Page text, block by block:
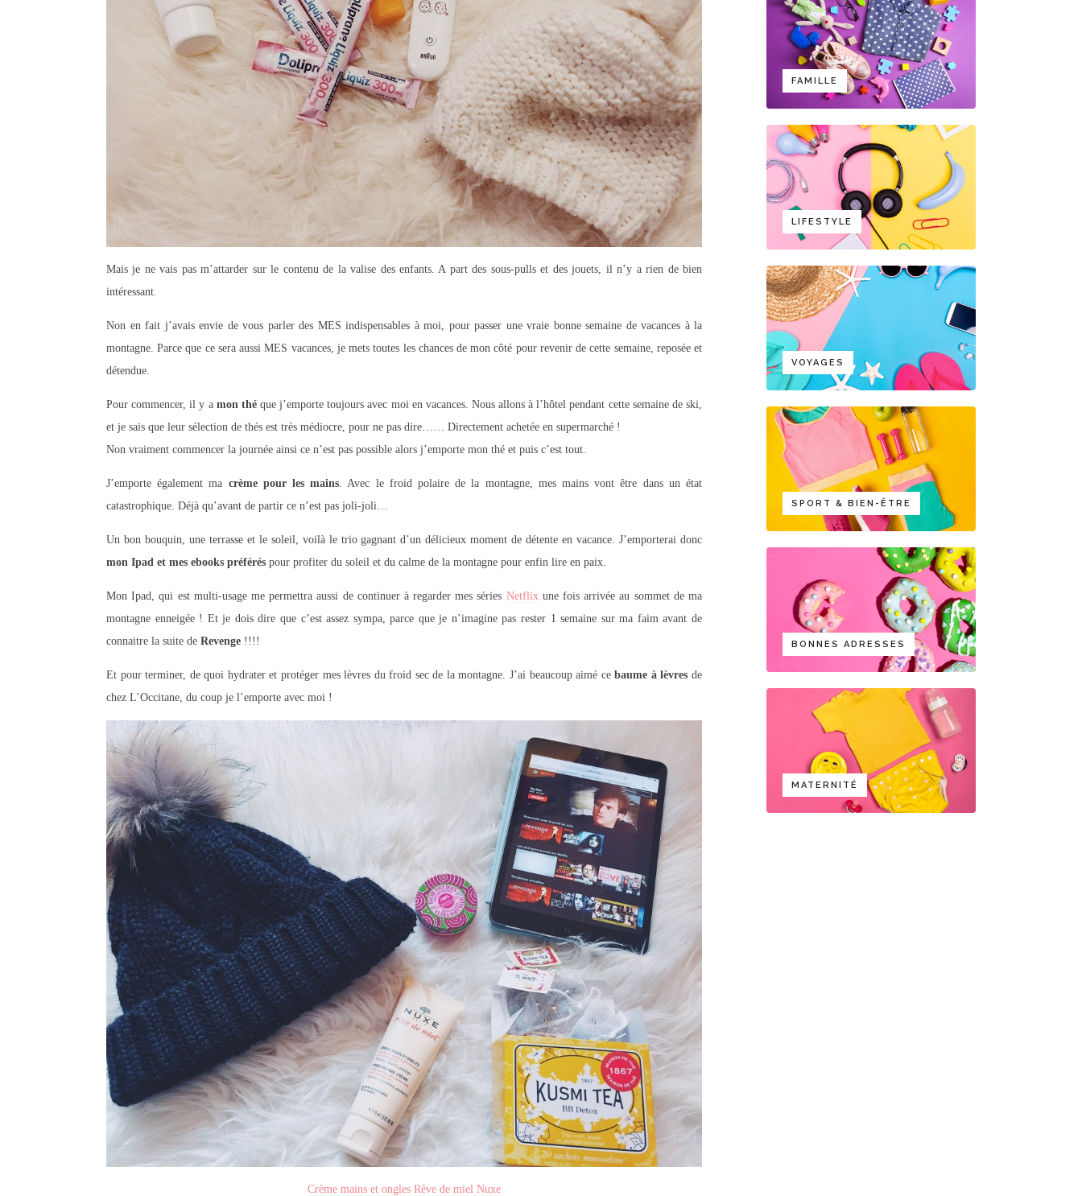
Mais je ne vais pas m’attarder sur le contenu de la valise des enfants. A part des sous-pulls et des jouets, il n’y a rien de bien
intéressant.
Non en fait j’avais envie de vous parler des MES indispensables à moi, pour passer une vraie bonne semaine de vacances à la
montagne. Parce que ce sera aussi MES vacances, je mets toutes les chances de mon côté pour revenir de cette semaine, reposée et
détendue.
Pour commencer, il y a mon théque j’emporte toujours avec moi en vacances. Nous allons à l’hôtel pendant cette semaine de ski,
et je sais que leur sélection de thés est très médiocre, pour ne pas dire…… Directement achetée en supermarché !
Non vraiment commencer la journée ainsi ce n’est pas possible alors j’emporte mon thé et puis c’est tout.
J’emporte également ma crème pour les mains. Avec le froid polaire de la montagne, mes mains vont être dans un état
catastrophique. Déjà qu’avant de partir ce n’est pas joli-joli…
Un bon bouquin, une terrasse et le soleil, voilà le trio gagnant d’un délicieux moment de détente en vacance. J’emporterai donc
mon Ipad et mes ebooks préférés pour profiter du soleil et du calme de la montagne pour enfin lire en paix.
Mon Ipad, qui est multi-usage me permettra aussi de continuer à regarder mes séries Netflixune fois arrivée au sommet de ma
montagne enneigée ! Et je dois dire que c’est assez sympa, parce que je n’imagine pas rester 1 semaine sur ma faim avant de
connaitre la suite de Revenge !!!!
Et pour terminer, de quoi hydrater et protéger mes lèvres du froid sec de la montagne. J’ai beaucoup aimé cebaume à lèvres de
chez L’Occitane, du coup je l’emporte avec moi !
Crème mains et ongles Rêve de miel Nuxe
FAMILLE
LIFESTYLE
VOYAGES
SPORT & BIEN-ÊTRE
BONNES ADRESSES
MATERNITÉ